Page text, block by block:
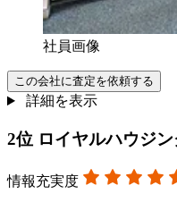
社員画像
この会社に査定を依頼する
詳細を表示
2位 ロイヤルハウジ
情報充実度